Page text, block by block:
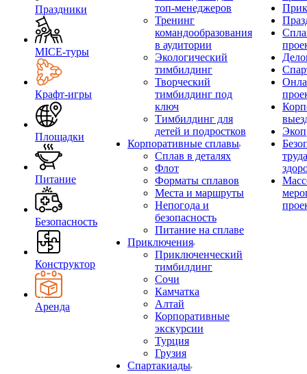
Праздники
MICE‑туры
Крафт-игры
Площадки
Питание
Безопасность
Конструктор
Аренда
топ-менеджеров
Тренинг
командообразования
в аудитории
Экологический
тимбилдинг
Творческий
тимбилдинг под
ключ
Тимбилдинг для
детей и подростков
Корпоративные сплавы
Сплав в деталях
Флот
Форматы сплавов
Места и маршруты
Непогода и
безопасность
Питание на сплаве
Приключения
Приключенческий
тимбилдинг
Сочи
Камчатка
Алтай
Корпоративные
экскурсии
Турция
Грузия
Спартакиады